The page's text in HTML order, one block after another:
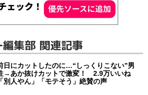
編集部 関連記事
日にカットしたのに…“しっくりこない”男
→あか抜けカットで激変！ 2.9万いいね
「別人やん」「モテそう」絶賛の声